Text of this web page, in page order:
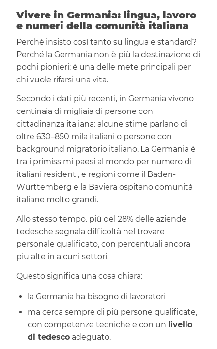
Vivere in Germania: lingua, lavoro
e numeri della comunità italiana
Perché insisto così tanto su lingua e standard?
Perché la Germania non è più la destinazione di
pochi pionieri: è una delle mete principali per
chi vuole rifarsi una vita.
Secondo i dati più recenti, in Germania vivono
centinaia di migliaia di persone con
cittadinanza italiana; alcune stime parlano di
oltre 630–850 mila italiani o persone con
background migratorio italiano. La Germania è
tra i primissimi paesi al mondo per numero di
italiani residenti, e regioni come il Baden-
Württemberg e la Baviera ospitano comunità
italiane molto grandi.
Allo stesso tempo, più del 28% delle aziende
tedesche segnala difficoltà nel trovare
personale qualificato, con percentuali ancora
più alte in alcuni settori.
Questo significa una cosa chiara:
la Germania ha bisogno di lavoratori
ma cerca sempre di più persone qualificate,
con competenze tecniche e con un livello
di tedescoadeguato.